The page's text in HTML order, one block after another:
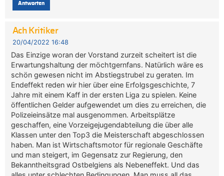
Antworten
Ach Kritiker
20/04/2022 16:48
Das Einzige woran der Vorstand zurzeit scheitert ist die
Erwartungshaltung der möchtgernfans. Natürlich wäre es
schön gewesen nicht im Abstiegstrubel zu geraten. Im
Endeffekt reden wir hier über eine Erfolgsgeschichte, 7
Jahre mit einem Kaff in der ersten Liga zu spielen. Keine
öffentlichen Gelder aufgewendet um dies zu erreichen, die
Polizeieinsätze mal ausgenommen. Arbeitsplätze
geschaffen, eine Vorzeigejugendabteilung die über alle
Klassen unter den Top3 die Meisterschaft abgeschlossen
haben. Man ist Wirtschaftsmotor für regionale Geschäfte
und man steigert, im Gegensatz zur Regierung, den
Bekanntheitsgrad Ostbelgiens als Nebeneffekt. Und das